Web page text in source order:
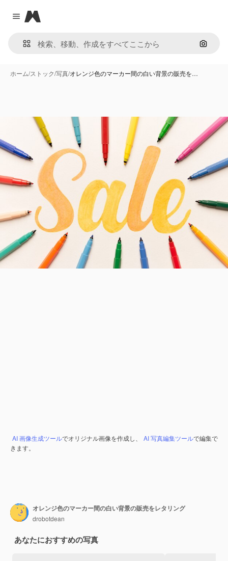
Close menu
Magnific
画像で
ホーム/ストック/写真/オレンジ色のマーカー間の白い背景の販売を…
AI 画像生成ツールでオリジナル画像を作成し、 AI 写真編集ツールで編集で
きます。
オレンジ色のマーカー間の白い背景の販売をレタリング
drobotdean
あなたにおすすめの写真